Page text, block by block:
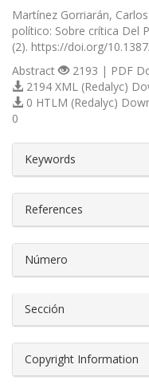
Martínez Gorriarán,
político: Sobre crítica Del
(2). https://doi.org/
Abstract
2193 | PDF
2194 XML (Redalyc)
0 HTLM (Redalyc)
0
Keywords
References
Número
Sección
Copyright Information